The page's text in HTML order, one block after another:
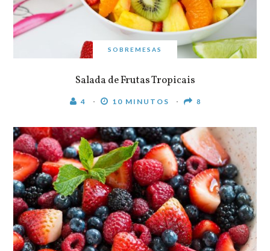
SOBREMESAS
Salada de Frutas Tropicais
4 10 MINUTOS 8